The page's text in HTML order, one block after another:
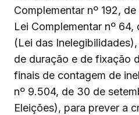
Complementar nº 192,
Lei Complementar nº 64,
(Lei das
de duração e de fixação
finais de contagem de
nº 9.504, de 30 de
Eleições), para prever a